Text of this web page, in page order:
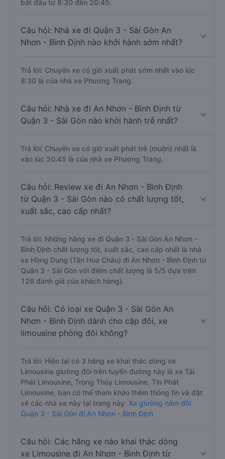
bắt đầu từ 8:30 đến 20:45.
Câu hỏi: Nhà xe đi Quận 3 - Sài Gòn An
Nhơn - Bình Định nào khởi hành sớm nhất?
Trả lời: Chuyến xe có giờ xuất phát sớm nhất vào lúc
8:30 là của nhà xe Phương Trang.
Câu hỏi: Nhà xe đi An Nhơn - Bình Định từ
Quận 3 - Sài Gòn nào khởi hành trễ nhất?
Trả lời: Chuyến xe có giờ xuất phát trễ (muộn) nhất là
vào lúc 20:45 là của nhà xe Phương Trang.
Câu hỏi: Review xe đi An Nhơn - Bình Định
từ Quận 3 - Sài Gòn nào có chất lượng tốt,
xuất sắc, cao cấp nhất?
Trả lời: Những hãng xe đi Quận 3 - Sài Gòn An Nhơn -
Bình Định chất lượng tốt, xuất sắc, cao cấp nhất là nhà
xe Hồng Dung (Tân Hoa Châu) đi An Nhơn - Bình Định từ
Quận 3 - Sài Gòn với điểm chất lượng là 5/5 dựa trên
126 đánh giá của khách hàng).
Câu hỏi: Có loại xe Quận 3 - Sài Gòn An
Nhơn - Bình Định dành cho cặp đôi, xe
limousine phòng đôi không?
Trả lời: Hiện tại có 3 hãng xe khai thác dòng xe
Limousine giường đôi trên tuyến đường này là xe Tài
Phát Limousine, Trọng Thủy Limousine, Tín Phát
Limousine, bạn có thể tham khảo thêm thông tin và đặt
vé các nhà xe này tại trang này: Xe giường nằm đôi
Quận 3 - Sài Gòn đi An Nhơn - Bình Định
Câu hỏi: Các hãng xe nào khai thác dòng
xe Limousine đi An Nhơn - Bình Định từ